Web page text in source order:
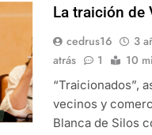
La traición de
cedrus16
3
atrás
1 10
“Traicionados”,
vecinos y
Blanca de Silos